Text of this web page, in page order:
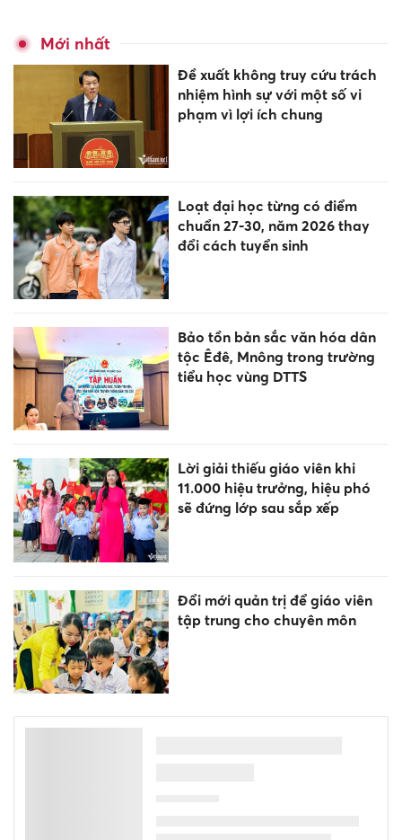
Mới nhất
Đề xuất không truy cứu trách
nhiệm hình sự với một số vi
phạm vì lợi ích chung
Loạt đại học từng có điểm
chuẩn 27-30, năm 2026 thay
đổi cách tuyển sinh
Bảo tồn bản sắc văn hóa dân
tộc Êđê, Mnông trong trường
tiểu học vùng DTTS
Lời giải thiếu giáo viên khi
11.000 hiệu trưởng, hiệu phó
sẽ đứng lớp sau sắp xếp
Đổi mới quản trị để giáo viên
tập trung cho chuyên môn